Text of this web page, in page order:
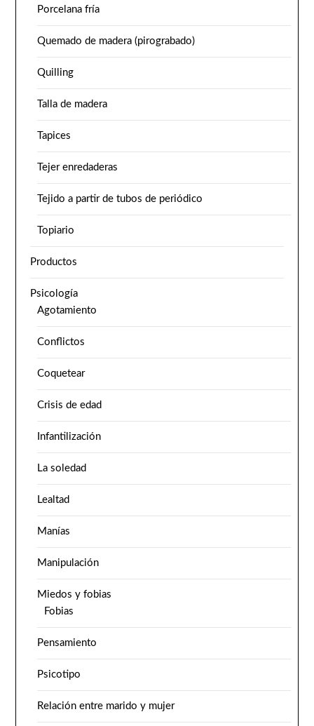
Porcelana fría
Quemado de madera (pirograbado)
Quilling
Talla de madera
Tapices
Tejer enredaderas
Tejido a partir de tubos de periódico
Topiario
Productos
Psicología
Agotamiento
Conflictos
Coquetear
Crisis de edad
Infantilización
La soledad
Lealtad
Manías
Manipulación
Miedos y fobias
Fobias
Pensamiento
Psicotipo
Relación entre marido y mujer